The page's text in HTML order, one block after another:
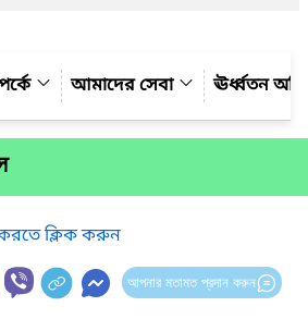
আমাদের সেবা ঊর্ধ্বতন
ক্লিক করুন
আপনার মতামত প্রদান করুন